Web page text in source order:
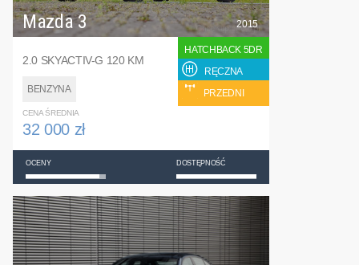
Mazda 3
2.0 SKYACTIV-G 120 KM
BENZYNA
2015
HATCHBACK 5DR
RĘCZNA
PRZEDNI
CENA ŚREDNIA
32 000 zł
OCENY DOSTĘPNOŚĆ